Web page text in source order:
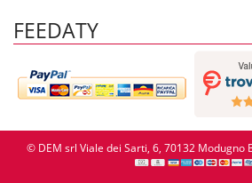
FEEDATY
© DEM srl Viale dei Sarti, 6, 70132 Modugno